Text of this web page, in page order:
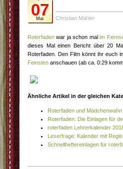
07
Mai Christian Mähler
Roterfaden war ja schon malim
dieses Mal einen Bericht über 20
Roterfaden. Den Film könnt ihr euch
Feinsten anschauen (ab ca. 0:29
Ähnliche Artikel in der gleichen
Roterfaden und
Roterfaden: Die Einlagen für
roterfaden Lehrerkalender
Leserfrage: Kalender mit
Schnellheftereinlagen für